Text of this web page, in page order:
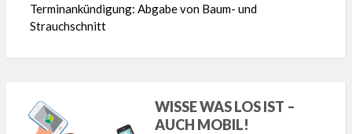
Terminankündigung: Abgabe von Baum- und
Strauchschnitt
WISSE WAS LOS IST –
AUCH MOBIL!